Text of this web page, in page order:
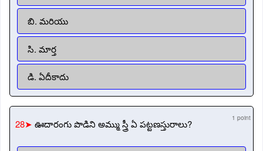
బి. మరియు
సి. మార్త
డి. ఏదీకాదు
28➤ ఊదారంగు పొడిని అమ్ము స్త్రీ ఏ పట్టణస్తురాలు? 1 point